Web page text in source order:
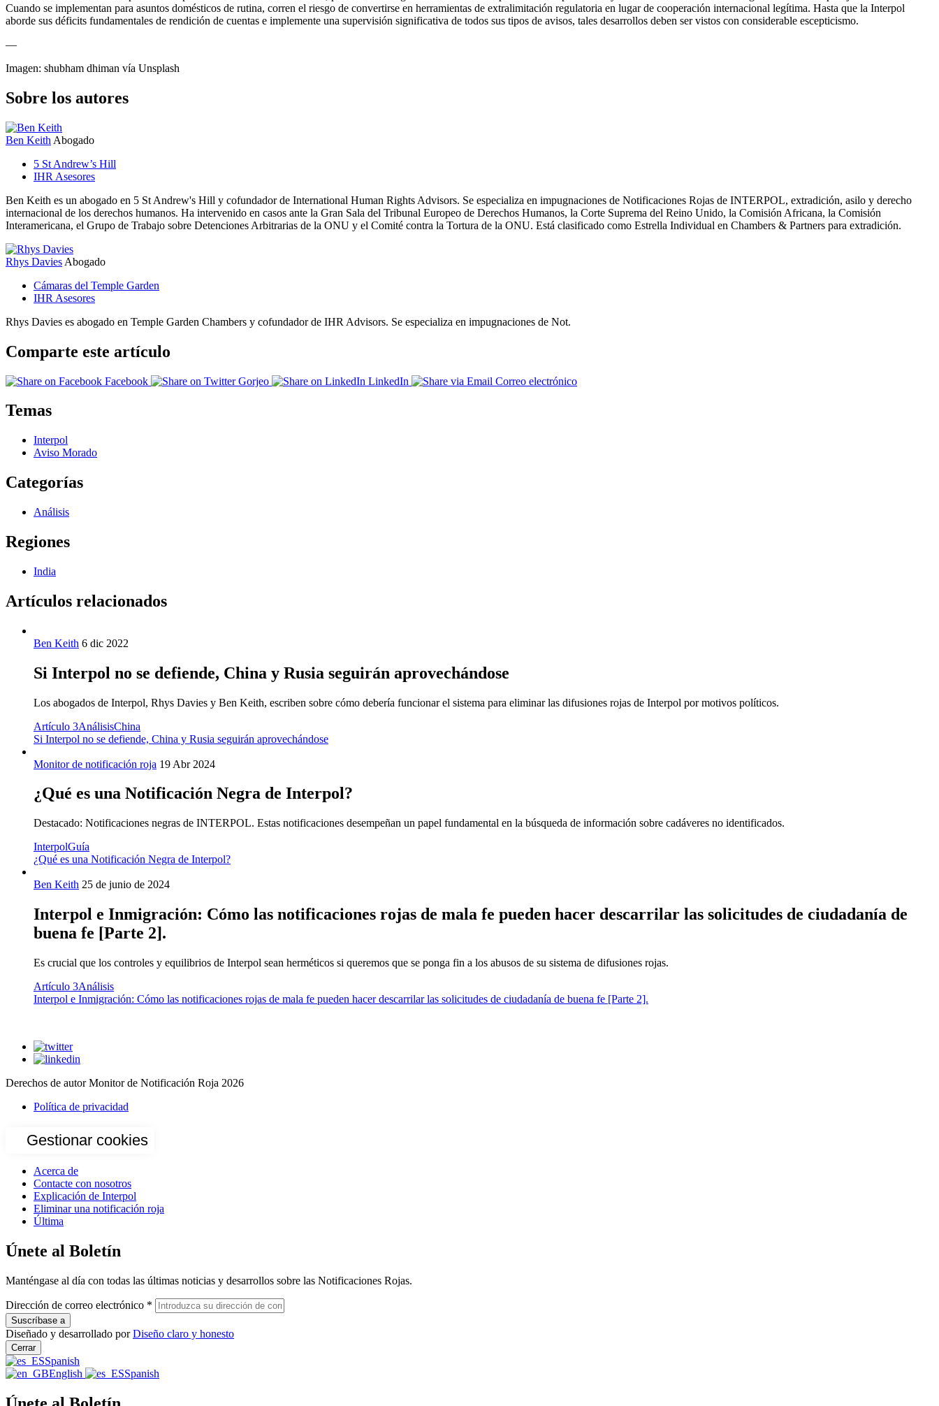
Cuando se implementan para asuntos domésticos de rutina, corren el riesgo de convertirse en herramientas de extralimitación regulatoria en lugar de cooperación internacional legítima. Hasta que la Interpol
aborde sus déficits fundamentales de rendición de cuentas e implemente una supervisión significativa de todos sus tipos de avisos, tales desarrollos deben ser vistos con considerable escepticismo.
—
Imagen: shubham dhiman vía Unsplash
Sobre los autores
Ben Keith Abogado
5 St Andrew’s Hill
IHR Asesores
Ben Keith es un abogado en 5 St Andrew's Hill y cofundador de International Human Rights Advisors. Se especializa en impugnaciones de Notificaciones Rojas de INTERPOL, extradición, asilo y derecho
internacional de los derechos humanos. Ha intervenido en casos ante la Gran Sala del Tribunal Europeo de Derechos Humanos, la Corte Suprema del Reino Unido, la Comisión Africana, la Comisión
Interamericana, el Grupo de Trabajo sobre Detenciones Arbitrarias de la ONU y el Comité contra la Tortura de la ONU. Está clasificado como Estrella Individual en Chambers & Partners para extradición.
Rhys Davies Abogado
Cámaras del Temple Garden
IHR Asesores
Rhys Davies es abogado en Temple Garden Chambers y cofundador de IHR Advisors. Se especializa en impugnaciones de Not.
Comparte este artículo
Facebook Gorjeo LinkedIn Correo electrónico
Temas
Interpol
Aviso Morado
Categorías
Análisis
Regiones
India
Artículos relacionados
Ben Keith 6 dic 2022
Si Interpol no se defiende, China y Rusia seguirán aprovechándose
Los abogados de Interpol, Rhys Davies y Ben Keith, escriben sobre cómo debería funcionar el sistema para eliminar las difusiones rojas de Interpol por motivos políticos.
Artículo 3AnálisisChina
Si Interpol no se defiende, China y Rusia seguirán aprovechándose
Monitor de notificación roja 19 Abr 2024
¿Qué es una Notificación Negra de Interpol?
Destacado: Notificaciones negras de INTERPOL. Estas notificaciones desempeñan un papel fundamental en la búsqueda de información sobre cadáveres no identificados.
InterpolGuía
¿Qué es una Notificación Negra de Interpol?
Ben Keith 25 de junio de 2024
Interpol e Inmigración: Cómo las notificaciones rojas de mala fe pueden hacer descarrilar las solicitudes de ciudadanía de
buena fe [Parte 2].
Es crucial que los controles y equilibrios de Interpol sean herméticos si queremos que se ponga fin a los abusos de su sistema de difusiones rojas.
Artículo 3Análisis
Interpol e Inmigración: Cómo las notificaciones rojas de mala fe pueden hacer descarrilar las solicitudes de ciudadanía de buena fe [Parte 2].
Derechos de autor Monitor de Notificación Roja 2026
Política de privacidad
Gestionar cookies
Acerca de
Contacte con nosotros
Explicación de Interpol
Eliminar una notificación roja
Última
Únete al Boletín
Manténgase al día con todas las últimas noticias y desarrollos sobre las Notificaciones Rojas.
Dirección de correo electrónico *
Diseñado y desarrollado por Diseño claro y honesto
Cerrar
Spanish
English
Spanish